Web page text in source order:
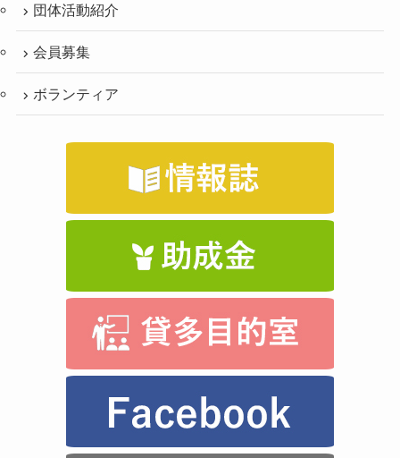
団体活動紹介
会員募集
ボランティア